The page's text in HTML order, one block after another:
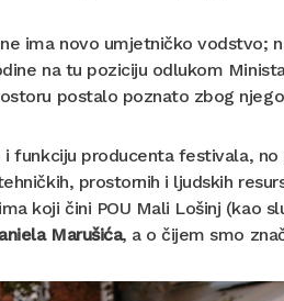
ima novo umjetničko vodstvo;
na tu poziciju odlukom
postalo poznato zbog
funkciju producenta festivala,
prostornih i ljudskih
koji čini POU Mali Lošinj (kao
Marušića, a o čijem smo